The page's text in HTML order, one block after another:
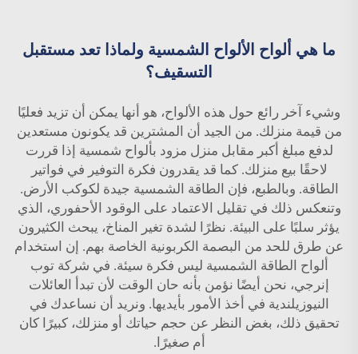
ما هي ألواح الألواح الشمسية ولماذا تعد مستقبل
التسقيف؟
وشيء آخر رائع حول هذه الألواح، هو أنها يمكن أن تزيد فعليًا
من قيمة منزلك. من الجيد أن المشترين قد يكونون مستعدين
لدفع مبلغ أكبر مقابل منزل مزود بألواح شمسية إذا قررت
لاحقًا بيع منزلك. كما قد يقدرون فكرة التوفير في فواتير
الطاقة. وبالطبع، فإن الطاقة الشمسية جيدة لكوكب الأرض.
وتنعكس ذلك في تقليل الاعتماد على الوقود الأحفوري، الذي
يؤثر سلبًا على البيئة. نظرًا لشدة تغير المناخ، يبحث الكثيرون
عن طرق للحد من البصمة الكربونية الخاصة بهم. إن استخدام
ألواح الطاقة الشمسية ليس فكرة سيئة. في شركة توب
إنرجي، نحن أيضًا نؤمن بأنه حان الوقت لأن تبدأ العائلات
النيوزيلندية في أخذ الأمور بأيديها. ونريد أن نساعدك في
تحقيق ذلك، بغض النظر عن حجم حياتك أو منزلك، كبيرًا كان
أم صغيرًا.